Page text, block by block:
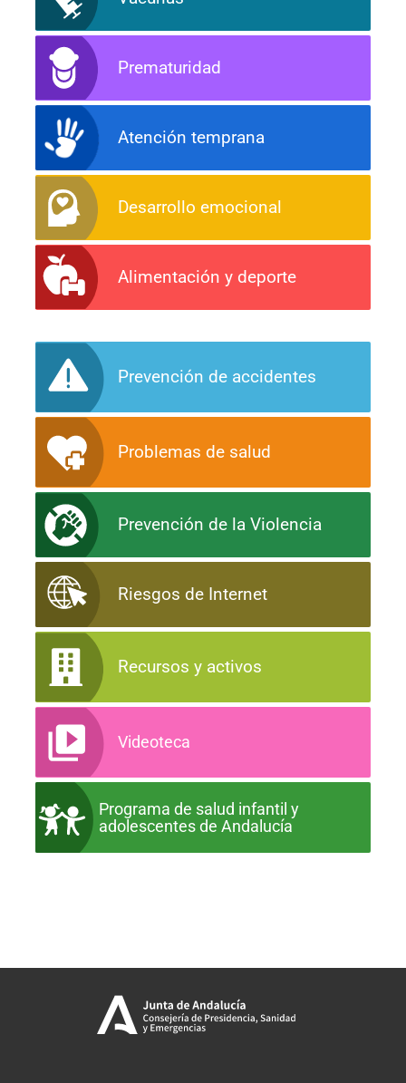
Prematuridad
Atención temprana
Desarrollo emocional
Alimentación y deporte
Prevención de accidentes
Problemas de salud
Prevención de la Violencia
Riesgos de Internet
Recursos y activos
Videoteca
Programa de salud infantil y
adolescentes de Andalucía